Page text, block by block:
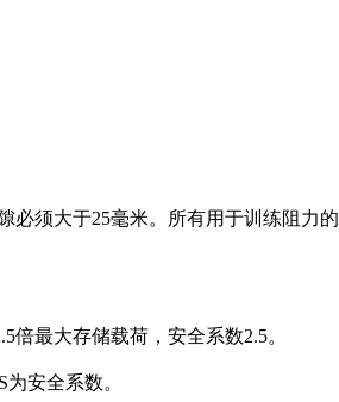
必须大于25毫米。所有用于训练阻力的
最大存储载荷，安全系数2.5。
安全系数。